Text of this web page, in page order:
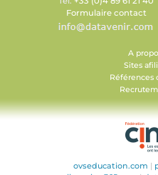
Formulaire contact
A
Sites
Références
ovseducation.com |